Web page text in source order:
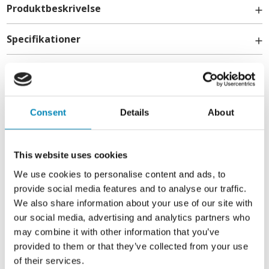
Consent Details About
This website uses cookies
We use cookies to personalise content and ads, to
provide social media features and to analyse our traffic.
We also share information about your use of our site with
our social media, advertising and analytics partners who
may combine it with other information that you’ve
provided to them or that they’ve collected from your use
of their services.
Kogezonekraft højre foran
1 hurtig-zone
Kogezonekraft venstre bagi
1200 W
1 hurtig-zone
Ø højre bagi (mm)
180
1800 W
Varmetyper
Opvarmning
Hurtig forvarmning
Opvarmning
Overvarme + bundvarme + ventilator
Opvarmning
Bund- + overvarme
Produktbeskrivelse
Generel information
Produkt gruppe
Dør materiale
Indvendigt materiale
Materiale til top
Dørhængsel
Specifikationer
Levering